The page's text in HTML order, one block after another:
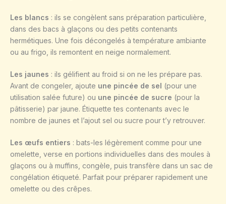
Les blancs : ils se congèlent sans préparation particulière,
dans des bacs à glaçons ou des petits contenants
hermétiques. Une fois décongelés à température ambiante
ou au frigo, ils remontent en neige normalement.
Les jaunes : ils gélifient au froid si on ne les prépare pas.
Avant de congeler, ajoute une pincée de sel (pour une
utilisation salée future) ou une pincée de sucre (pour la
pâtisserie) par jaune. Étiquette tes contenants avec le
nombre de jaunes et l’ajout sel ou sucre pour t’y retrouver.
Les œufs entiers : bats-les légèrement comme pour une
omelette, verse en portions individuelles dans des moules à
glaçons ou à muffins, congèle, puis transfère dans un sac de
congélation étiqueté. Parfait pour préparer rapidement une
omelette ou des crêpes.